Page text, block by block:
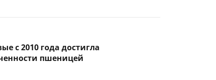
с 2010 года достигла
пшеницей